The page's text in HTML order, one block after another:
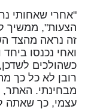
"אחרי שאחותי
זה נראה מהצד
ואחי נכנסו
כשהולכים
רובן לא כל כך
מבחינתי.
עצמי, כך שאתה